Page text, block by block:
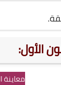
الأول:
معاينة